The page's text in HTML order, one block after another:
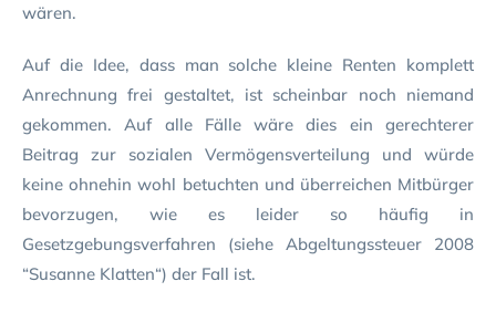
wären.
Auf die Idee, dass man solche kleine Renten komplett
Anrechnung frei gestaltet, ist scheinbar noch niemand
gekommen. Auf alle Fälle wäre dies ein gerechterer
Beitrag zur sozialen Vermögensverteilung und würde
keine ohnehin wohl betuchten und überreichen Mitbürger
bevorzugen, wie es leider so häufig in
Gesetzgebungsverfahren (siehe Abgeltungssteuer 2008
“Susanne Klatten“) der Fall ist.